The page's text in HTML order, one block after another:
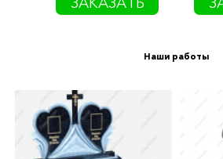
Пн-Вс / 09:00-
0 РУБ. В
Наши работы